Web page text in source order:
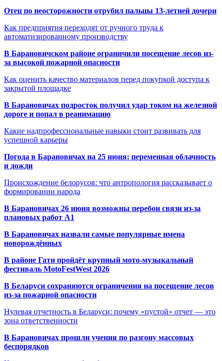
Отец по неосторожности отрубил пальцы 13-летней дочери
Как предприятия переходят от ручного труда к
автоматизированному производству
В Барановичском районе ограничили посещение лесов из-
за высокой пожарной опасности
Как оценить качество материалов перед покупкой доступа к
закрытой площадке
В Барановичах подросток получил удар током на железной
дороге и попал в реанимацию
Какие надпрофессиональные навыки стоит развивать для
успешной карьеры
Погода в Барановичах на 25 июня: переменная облачность
и дожди
Происхождение белорусов: что антропология рассказывает о
формировании народа
В Барановичах 26 июня возможны перебои связи из-за
плановых работ A1
В Барановичах назвали самые популярные имена
новорождённых
В районе Гати пройдёт крупный мото-музыкальный
фестиваль MotoFestWest 2026
В Беларуси сохраняются ограничения на посещение лесов
из-за пожарной опасности
Нулевая отчетность в Беларуси: почему «пустой» отчет — это
зона ответственности
В Барановичах прошли учения по разгону массовых
беспорядков